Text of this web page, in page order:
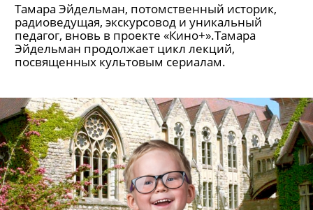
Тамара Эйдельман, потомственный историк,
радиоведущая, экскурсовод и уникальный
педагог, вновь в проекте «Кино+».Тамара
Эйдельман продолжает цикл лекций,
посвященных культовым сериалам.